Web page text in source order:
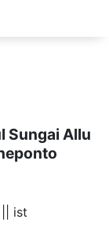
Sungai Allu